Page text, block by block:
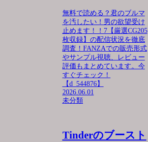
無料で読める？君のブルマ
を汚したい！男の欲望受け
止めます！！7【厳選CG205
枚収録】の配信状況を徹底
調査！FANZAでの販売形式
やサンプル視聴、レビュー
評価もまとめています。今
すぐチェック！
【d_544876】
2026.06.01
未分類
Tinderのブースト